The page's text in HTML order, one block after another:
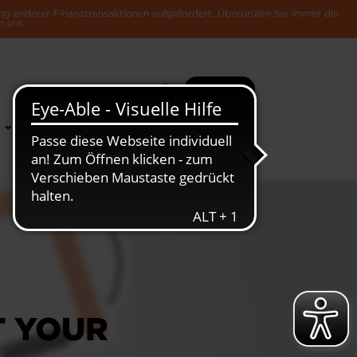
anderer Finanztransaktionen aufgefordert. Überprüfen Sie immer die
uns.
Suche Mehr
News &
Die Luxemburger
YOUR